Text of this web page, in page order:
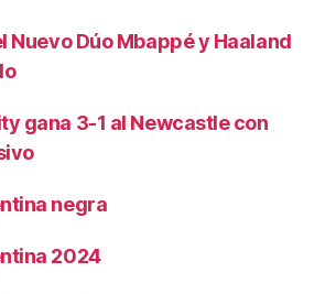
Nuevo Dúo Mbappé y Haaland
gana 3-1 al Newcastle con
negra
2024